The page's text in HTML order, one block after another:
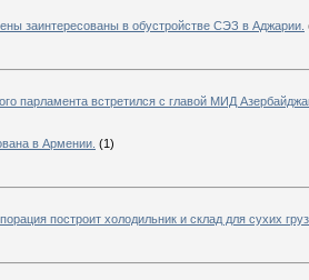
заинтересованы в обустройстве СЭЗ в Аджарии.
парламента встретился с главой МИД
в Армении. (1)
построит холодильник и склад для сухих